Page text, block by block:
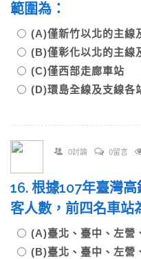
範圍為：
(A)僅新竹以北的主
(B)僅彰化以北的主
(C)僅西部走廊車站
(D)環島全線及支線各
0討論 0留言
16. 根據107年臺灣
客人數，前四名車
(A)臺北、臺中、左
(B)臺北、臺中、左